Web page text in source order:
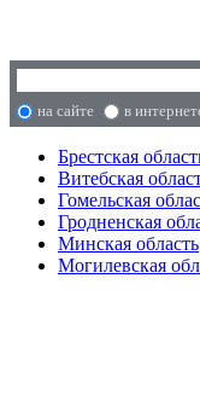
на сайте в
Брестская
Витебская
Гомельская
Гродненская
Минская область
Могилевская